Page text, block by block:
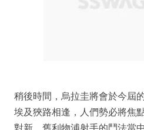
稍後時間，烏拉圭將會於今屆
埃及狹路相逢，人們勢必將焦